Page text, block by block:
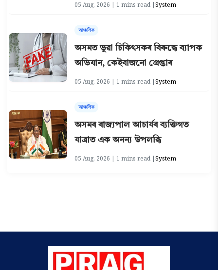
05 Aug, 2026 | 1 mins read |System
আঞ্চলিক
অসমত ভুৱা চিকিৎসকৰ বিৰুদ্ধে ব্যাপক
অভিযান, কেইবাজনো গ্ৰেপ্তাৰ
05 Aug, 2026 | 1 mins read |System
আঞ্চলিক
অসমৰ ৰাজ্যপাল আচাৰ্যৰ ব্যক্তিগত
যাত্ৰাত এক অনন্য উপলব্ধি
05 Aug, 2026 | 1 mins read |System